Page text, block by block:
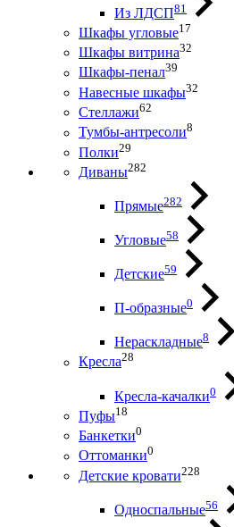
Из ЛДСП81
Шкафы угловые17
Шкафы витрина32
Шкафы-пенал39
Навесные шкафы32
Стеллажи62
Тумбы-антресоли8
Полки29
Диваны282
Прямые282
Угловые58
Детские59
П-образные0
Нераскладные8
Кресла28
Кресла-качалки0
Пуфы18
Банкетки0
Оттоманки0
Детские кровати228
Односпальные56